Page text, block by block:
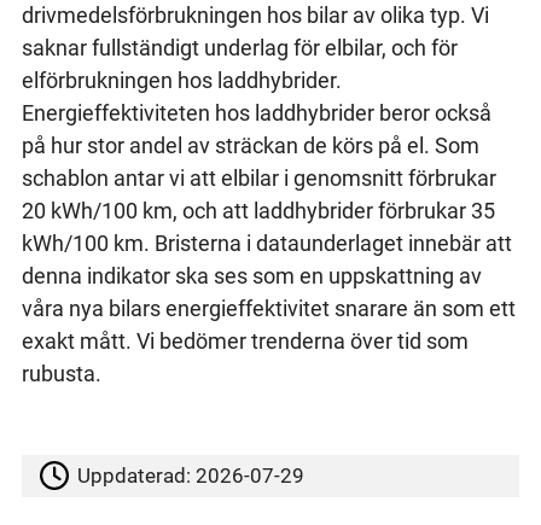
drivmedelsförbrukningen hos bilar av olika typ. Vi
saknar fullständigt underlag för elbilar, och för
elförbrukningen hos laddhybrider.
Energieffektiviteten hos laddhybrider beror också
på hur stor andel av sträckan de körs på el. Som
schablon antar vi att elbilar i genomsnitt förbrukar
20 kWh/100 km, och att laddhybrider förbrukar 35
kWh/100 km. Bristerna i dataunderlaget innebär att
denna indikator ska ses som en uppskattning av
våra nya bilars energieffektivitet snarare än som ett
exakt mått. Vi bedömer trenderna över tid som
rubusta.
Uppdaterad:2026-07-29